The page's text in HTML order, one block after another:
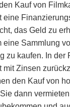
Kauf von
eine
das Geld zu
eine Sammlung
zu kaufen. In der
mit Zinsen
den Kauf von
dann